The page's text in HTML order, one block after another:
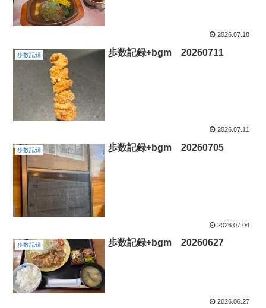
2026.07.18
歩数記録 歩数記録+bgm 20260711
2026.07.11
歩数記録 歩数記録+bgm 20260705
2026.07.04
歩数記録 歩数記録+bgm 20260627
2026.06.27